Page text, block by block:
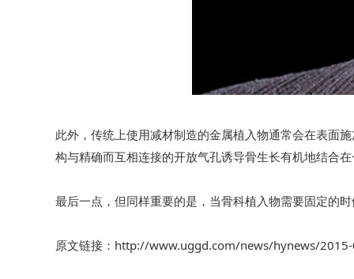
此外，传统上使用减材制造的金属植入物通常会在表面
构与精确而互相连接的开放气孔诱导骨生长有机地结合
最后一点，但同样重要的是，当骨科植入物需要固定的
原文链接：http://www.uggd.com/news/hynews/